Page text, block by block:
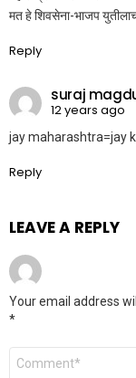
मत हे शिवसेना-भाजप युतीलाच
Reply
suraj
12 years ago
jay maharashtra=jay
Reply
LEAVE A REPLY
Your email address
*
Comment